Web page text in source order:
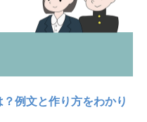
？例文と作り方をわかり